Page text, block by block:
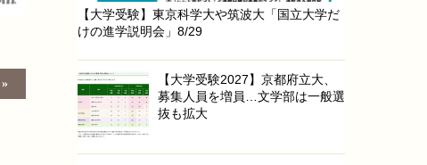
【大学受験】東京科学大や筑波大「国立大学だ
けの進学説明会」8/29
【大学受験2027】京都府立大、
募集人員を増員…文学部は一般選
抜も拡大